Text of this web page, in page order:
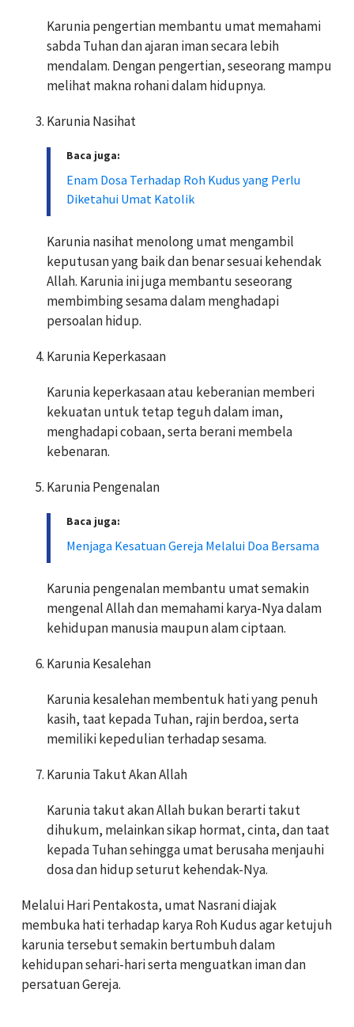
Karunia pengertian membantu umat memahami
sabda Tuhan dan ajaran iman secara lebih
mendalam. Dengan pengertian, seseorang mampu
melihat makna rohani dalam hidupnya.
Karunia Nasihat
Baca juga:
Enam Dosa Terhadap Roh Kudus yang Perlu
Diketahui Umat Katolik
Karunia nasihat menolong umat mengambil
keputusan yang baik dan benar sesuai kehendak
Allah. Karunia ini juga membantu seseorang
membimbing sesama dalam menghadapi
persoalan hidup.
Karunia Keperkasaan
Karunia keperkasaan atau keberanian memberi
kekuatan untuk tetap teguh dalam iman,
menghadapi cobaan, serta berani membela
kebenaran.
Karunia Pengenalan
Baca juga:
Menjaga Kesatuan Gereja Melalui Doa Bersama
Karunia pengenalan membantu umat semakin
mengenal Allah dan memahami karya-Nya dalam
kehidupan manusia maupun alam ciptaan.
Karunia Kesalehan
Karunia kesalehan membentuk hati yang penuh
kasih, taat kepada Tuhan, rajin berdoa, serta
memiliki kepedulian terhadap sesama.
Karunia Takut Akan Allah
Karunia takut akan Allah bukan berarti takut
dihukum, melainkan sikap hormat, cinta, dan taat
kepada Tuhan sehingga umat berusaha menjauhi
dosa dan hidup seturut kehendak-Nya.
Melalui Hari Pentakosta, umat Nasrani diajak
membuka hati terhadap karya Roh Kudus agar ketujuh
karunia tersebut semakin bertumbuh dalam
kehidupan sehari-hari serta menguatkan iman dan
persatuan Gereja.